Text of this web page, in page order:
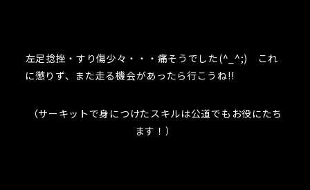
左足捻挫・すり傷少々・・・痛そうでした(^_^;) これ
に懲りず、また走る機会があったら行こうね!!
（サーキットで身につけたスキルは公道でもお役にたち
ます！）